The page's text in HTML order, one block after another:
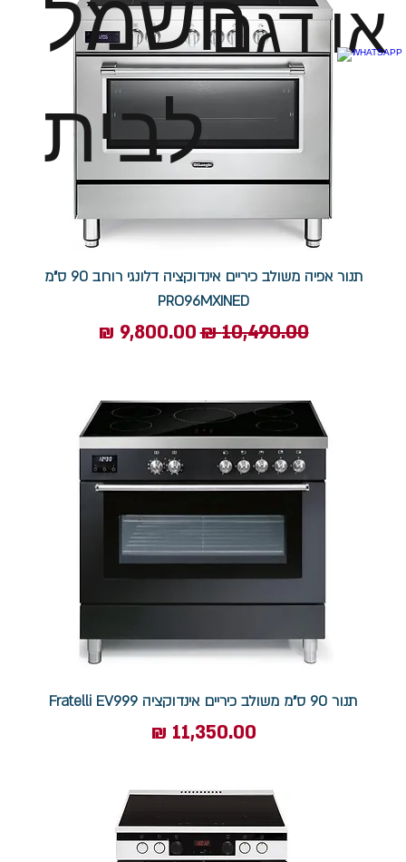
או דגם
לבית
תנור אפיה משולב כיריים אינדוקציה דלונגי רוחב 90 ס"מ
PRO96MXINED
מחיר רגיל‏10,490.00 ‏₪ מחיר מבצע
תנור 90 ס"מ משולב כיריים אינדוקציה Fratelli EV999
מחיר